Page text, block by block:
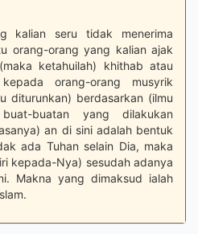
kalian seru tidak menerima
orang-orang yang kalian ajak
ketahuilah) khithab atau
orang-orang musyrik
diturunkan) berdasarkan (ilmu
buatan yang dilakukan
an di sini adalah bentuk
ada Tuhan selain Dia, maka
kepada-Nya) sesudah adanya
Makna yang dimaksud ialah